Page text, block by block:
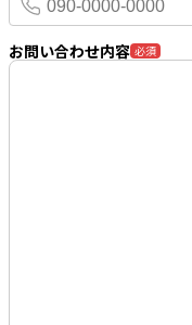
お問い合わせ内容 必須